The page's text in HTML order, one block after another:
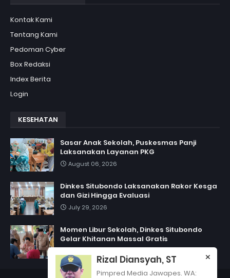
Kontak Kami
Tentang Kami
Pedoman Cyber
Box Redaksi
Index Berita
Login
KESEHATAN
Sasar Anak Sekolah, Puskesmas Panji
Laksanakan Layanan PKG
August 06, 2026
Dinkes Situbondo Laksanakan Rakor Kesga
dan Gizi Hingga Evaluasi
July 29, 2026
Momen Libur Sekolah, Dinkes Situbondo
Gelar Khitanan Massal Gratis
Rizal Diansyah, ST
Pimpred Media Jawapes. WA: